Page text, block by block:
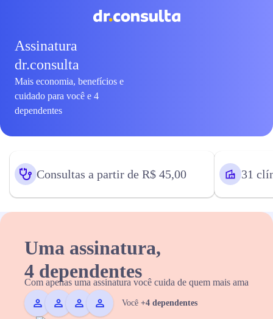
Assinatura
dr.consulta
Mais economia, benefícios e
cuidado para você e 4
dependentes
Consultas a partir de R$ 45,00 31
Uma assinatura,
4 dependentes
Com apenas uma assinatura você cuida de quem mais ama
Você +4 dependentes